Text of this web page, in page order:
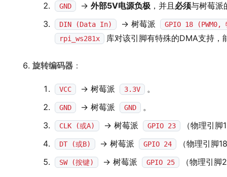
GND -> 外部5V电源负极 ，并且 必须与树莓派
DIN (Data In) -> 树莓派
GPIO 18 (PWM0,
rpi_ws281x
库对该引脚有特殊的DMA支持，
旋转编码器 ：
VCC -> 树莓派 3.3V 。
GND -> 树莓派 GND 。
CLK (或A) -> 树莓派 GPIO 23 （物理引脚
DT (或B) -> 树莓派 GPIO 24 （物理引脚
SW (按键) -> 树莓派 GPIO 25 （物理引